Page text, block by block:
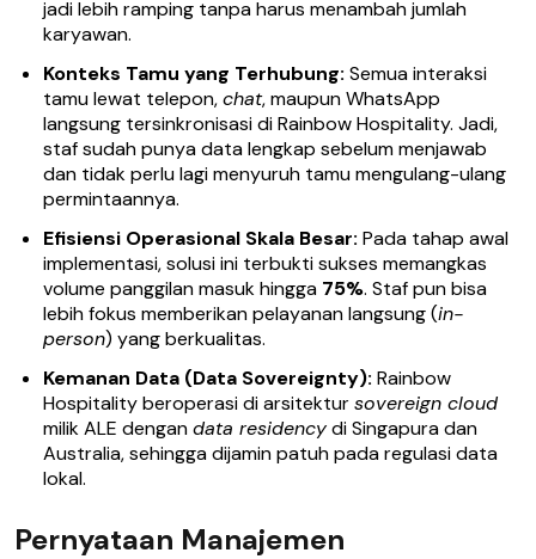
jadi lebih ramping tanpa harus menambah jumlah
karyawan.
Konteks Tamu yang Terhubung: Semua interaksi
tamu lewat telepon,chat, maupun WhatsApp
langsung tersinkronisasi di Rainbow Hospitality. Jadi,
staf sudah punya data lengkap sebelum menjawab
dan tidak perlu lagi menyuruh tamu mengulang-ulang
permintaannya.
Efisiensi Operasional Skala Besar: Pada tahap awal
implementasi, solusi ini terbukti sukses memangkas
volume panggilan masuk hingga 75%. Staf pun bisa
lebih fokus memberikan pelayanan langsung (in-
person) yang berkualitas.
Kemanan Data (Data Sovereignty): Rainbow
Hospitality beroperasi di arsitektursovereign cloud
milik ALE dengandata residencydi Singapura dan
Australia, sehingga dijamin patuh pada regulasi data
lokal.
Pernyataan Manajemen